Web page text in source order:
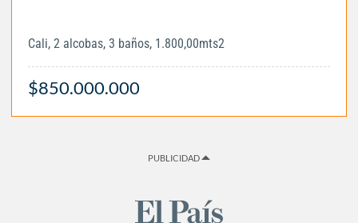
Cali, 2 alcobas, 3 baños, 1.800,00mts2
$850.000.000
PUBLICIDAD